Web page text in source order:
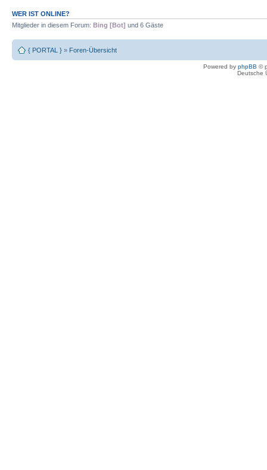
WER IST ONLINE?
Mitglieder in diesem Forum: Bing [Bot] und 6 Gäste
{ PORTAL } » Foren-Übersicht
Powered by phpBB ©
Deutsche